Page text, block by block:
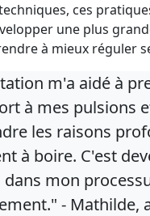
ces
une plus
à mieux réguler
m'a aidé à
à mes pulsions
les raisons
à boire. C'est
dans mon
- Mathilde,